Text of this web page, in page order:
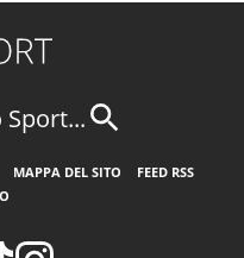
Sport...
MAPPA DEL SITO
FEED RSS